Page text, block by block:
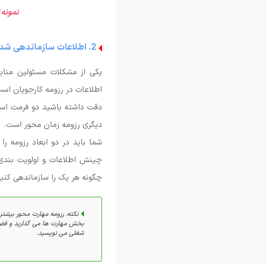
2. اطلاعات سازماندهی شده
یکی از مشکلات مسئولین
اطلاعات در رزومه کارجویان
دقت داشته باشید دو فرمت
دیگری رزومه زمان محور است.
شما باید در دو ابعاد
چینش اطلاعات و اولویت
چگونه هر یک را سازماندهی
نکته: رزومه مهارت محور
بخش مهارت ها می گذارید و
شغلی می نویسید.